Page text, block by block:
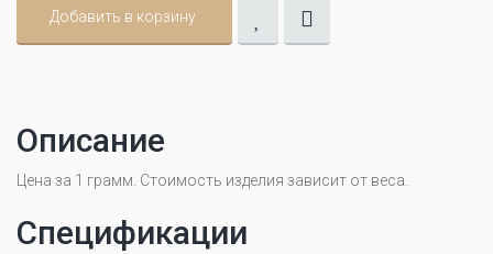
Добавить в корзину
Описание
Цена за 1 грамм. Стоимость изделия зависит от веса.
Спецификации